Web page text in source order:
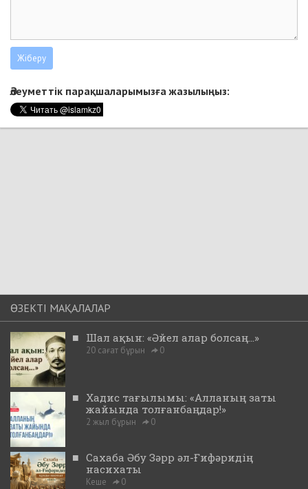
Әлеуметтік парақшаларымызға жазылыңыз:
ӨЗЕКТІ МАҚАЛАЛАР
■ Шал ақын: «Әйел алар болсаң...»
20 сағат бұрын 0
■ Хадис тағылымы: «Алланың заты
жайында толғанбаңдар!»
2 жыл бұрын 0
■ Сахаба Әбу Зәрр әл-Ғифәридің
насихаты
Кеше 0